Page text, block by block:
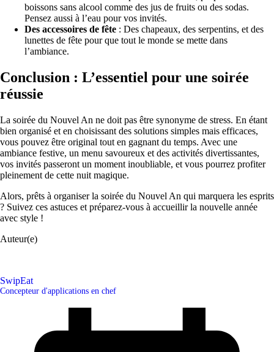
boissons sans alcool comme des jus de fruits ou des sodas.
Pensez aussi à l’eau pour vos invités.
Des accessoires de fête : Des chapeaux, des serpentins, et des
lunettes de fête pour que tout le monde se mette dans
l’ambiance.
Conclusion : L’essentiel pour une soirée
réussie
La soirée du Nouvel An ne doit pas être synonyme de stress. En étant
bien organisé et en choisissant des solutions simples mais efficaces,
vous pouvez être original tout en gagnant du temps. Avec une
ambiance festive, un menu savoureux et des activités divertissantes,
vos invités passeront un moment inoubliable, et vous pourrez profiter
pleinement de cette nuit magique.
Alors, prêts à organiser la soirée du Nouvel An qui marquera les esprits
? Suivez ces astuces et préparez-vous à accueillir la nouvelle année
avec style !
Auteur(e)
SwipEat
Concepteur d'applications en chef